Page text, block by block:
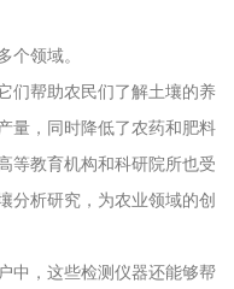
个领域。
们帮助农民们了解土壤的养
量，同时降低了农药和肥料
等教育机构和科研院所也受
分析研究，为农业领域的创
中，这些检测仪器还能够帮